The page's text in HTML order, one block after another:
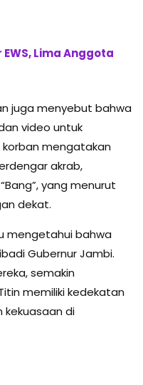
Lima Anggota
juga menyebut bahwa
video untuk
korban mengatakan
akrab,
yang menurut
dekat.
mengetahui bahwa
Gubernur Jambi.
semakin
memiliki kedekatan
kekuasaan di